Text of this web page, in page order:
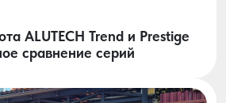
ALUTECH Trend и Prestige
сравнение серий